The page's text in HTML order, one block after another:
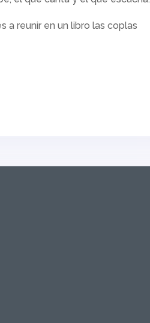
a reunir en un libro las coplas